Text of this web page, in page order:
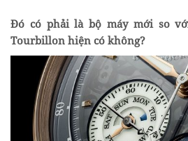
Đó có phải là bộ máy mới so
Tourbillon hiện có không?